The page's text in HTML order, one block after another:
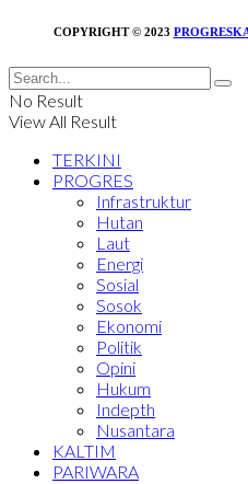
COPYRIGHT © 2023
No Result
View All Result
TERKINI
PROGRES
Infrastruktur
Hutan
Laut
Energi
Sosial
Sosok
Ekonomi
Politik
Opini
Hukum
Indepth
Nusantara
KALTIM
PARIWARA